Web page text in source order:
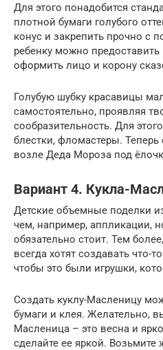
Для этого понадобится
плотной бумаги голубого
конус и закрепить прочно с
ребенку можно
оформить лицо и корону
Голубую шубку красавицы
самостоятельно, проявляя
сообразительность. Для
блестки, фломастеры.
возле Деда Мороза под
Вариант 4. Кукла-
Детские объемные поделки
чем, например, аппликации,
обязательно стоит. Тем
всегда хотят создавать что-
чтобы это были игрушки,
Создать куклу-Масленицу
бумаги и клея. Желательно,
Масленица – это весна и
сделайте ее яркой. Возьмите